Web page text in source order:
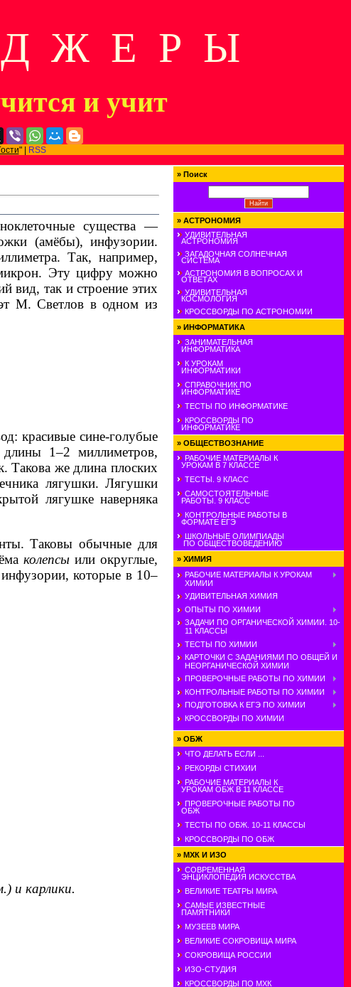
Ж Е Р Ы
и учит
" |
RSS
существа —
(амёбы), инфузории.
Так, например,
Эту цифру можно
вид, так и строение этих
М. Светлов в одном из
красивые сине-голубые
1–2 миллиметров,
Такова же длина плоских
лягушки. Лягушки
лягушке наверняка
Таковы обычные для
колепсы или округлые,
которые в 10–
и карлики.
» Поиск
» АСТРОНОМИЯ
УДИВИТЕЛЬНАЯ
АСТРОНОМИЯ
ЗАГАДОЧНАЯ СОЛНЕЧНАЯ
СИСТЕМА
АСТРОНОМИЯ В ВОПРОСАХ И
ОТВЕТАХ
УДИВИТЕЛЬНАЯ
КОСМОЛОГИЯ
КРОССВОРДЫ ПО АСТРОНОМИИ
» ИНФОРМАТИКА
ЗАНИМАТЕЛЬНАЯ
ИНФОРМАТИКА
К УРОКАМ
ИНФОРМАТИКИ
СПРАВОЧНИК ПО
ИНФОРМАТИКЕ
ТЕСТЫ ПО ИНФОРМАТИКЕ
КРОССВОРДЫ ПО
ИНФОРМАТИКЕ
» ОБЩЕСТВОЗНАНИЕ
РАБОЧИЕ МАТЕРИАЛЫ К
УРОКАМ В 7 КЛАССЕ
ТЕСТЫ. 9 КЛАСС
САМОСТОЯТЕЛЬНЫЕ
РАБОТЫ. 9 КЛАСС
КОНТРОЛЬНЫЕ РАБОТЫ В
ФОРМАТЕ ЕГЭ
ШКОЛЬНЫЕ ОЛИМПИАДЫ
ПО ОБЩЕСТВОВЕДЕНИЮ
» ХИМИЯ
РАБОЧИЕ МАТЕРИАЛЫ К УРОКАМ
ХИМИИ
УДИВИТЕЛЬНАЯ ХИМИЯ
ОПЫТЫ ПО ХИМИИ
ЗАДАЧИ ПО ОРГАНИЧЕСКОЙ ХИМИИ. 10-
11 КЛАССЫ
ТЕСТЫ ПО ХИМИИ
КАРТОЧКИ С ЗАДАНИЯМИ ПО ОБЩЕЙ И
НЕОРГАНИЧЕСКОЙ ХИМИИ
ПРОВЕРОЧНЫЕ РАБОТЫ ПО ХИМИИ
КОНТРОЛЬНЫЕ РАБОТЫ ПО ХИМИИ
ПОДГОТОВКА К ЕГЭ ПО ХИМИИ
КРОССВОРДЫ ПО ХИМИИ
» ОБЖ
ЧТО ДЕЛАТЬ ЕСЛИ ...
РЕКОРДЫ СТИХИИ
РАБОЧИЕ МАТЕРИАЛЫ К
УРОКАМ ОБЖ В 11 КЛАССЕ
ПРОВЕРОЧНЫЕ РАБОТЫ ПО
ОБЖ
ТЕСТЫ ПО ОБЖ. 10-11 КЛАССЫ
КРОССВОРДЫ ПО ОБЖ
» МХК И ИЗО
СОВРЕМЕННАЯ
ЭНЦИКЛОПЕДИЯ ИСКУССТВА
ВЕЛИКИЕ ТЕАТРЫ МИРА
САМЫЕ ИЗВЕСТНЫЕ
ПАМЯТНИКИ
МУЗЕЕВ МИРА
ВЕЛИКИЕ СОКРОВИЩА МИРА
СОКРОВИЩА РОССИИ
ИЗО-СТУДИЯ
КРОССВОРДЫ ПО МХК